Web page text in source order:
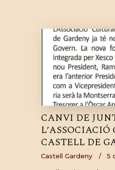
CANVI DE
CASTELL DE
Castell Gardeny 5